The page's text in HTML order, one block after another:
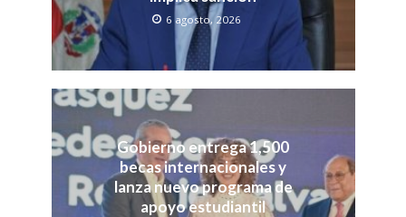
6 agosto, 2026
Gobierno entrega 1,500
becas internacionales y
lanza nuevo programa de
apoyo estudiantil